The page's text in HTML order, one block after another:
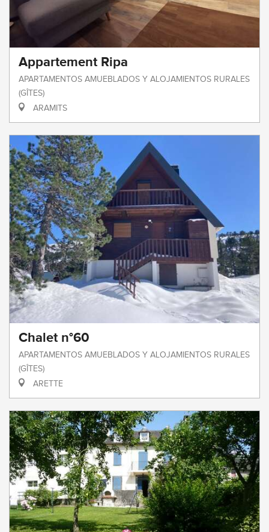
Appartement Ripa
APARTAMENTOS AMUEBLADOS Y ALOJAMIENTOS RURALES
(GÎTES)
ARAMITS
Chalet n°60
APARTAMENTOS AMUEBLADOS Y ALOJAMIENTOS RURALES
(GÎTES)
ARETTE